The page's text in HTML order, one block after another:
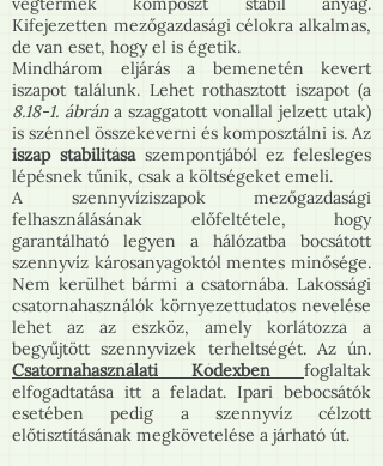
Kifejezetten mezőgazdasági célokra alkalmas,
de van eset, hogy el is égetik.
Mindhárom eljárás a bemenetén kevert
iszapot találunk. Lehet rothasztott iszapot (a
8.18-1. ábrán a szaggatott vonallal jelzett utak)
is szénnel összekeverni és komposztálni is. Az
iszap stabilitásaszempontjából ez felesleges
lépésnek tűnik, csak a költségeket emeli.
A szennyvíziszapok mezőgazdasági
felhasználásának előfeltétele, hogy
garantálható legyen a hálózatba bocsátott
szennyvíz károsanyagoktól mentes minősége.
Nem kerülhet bármi a csatornába. Lakossági
csatornahasználók környezettudatos nevelése
lehet az az eszköz, amely korlátozza a
begyűjtött szennyvizek terheltségét. Az ún.
Csatornahasználati Kódexben foglaltak
elfogadtatása itt a feladat. Ipari bebocsátók
esetében pedig a szennyvíz célzott
előtisztításának megkövetelése a járható út.